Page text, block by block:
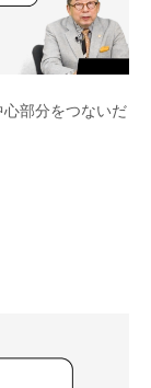
部分をつないだ